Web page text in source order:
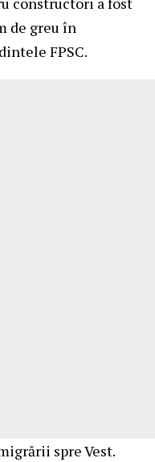
de greu în
FPSC.
spre Vest.